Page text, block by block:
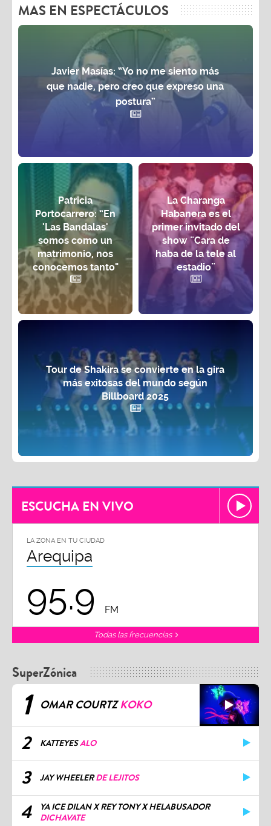
MAS EN ESPECTÁCULOS
Javier Masías: “Yo no me siento más
que nadie, pero creo que expreso una
postura”
Patricia
Portocarrero: “En
'Las Bandalas'
somos como un
matrimonio, nos
conocemos tanto"
La Charanga
Habanera es el
primer invitado del
show ¨Cara de
haba de la tele al
estadio¨
Tour de Shakira se convierte en la gira
más exitosas del mundo según
Billboard 2025
ESCUCHA EN VIVO
LA ZONA EN TU CIUDAD
Arequipa
95.9 FM
Todas las frecuencias
SuperZónica
1 OMAR COURTZKOKO
2 KATTEYESALO
3 JAY WHEELERDE LEJITOS
4
YA ICE DILAN X REY TONY X HELABUSADOR
DICHAVATE